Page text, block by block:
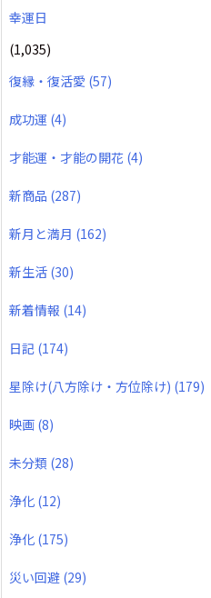
幸運日
(1,035)
復縁・復活愛 (57)
成功運 (4)
才能運・才能の開花 (4)
新商品 (287)
新月と満月 (162)
新生活 (30)
新着情報 (14)
日記 (174)
星除け(八方除け・方位除け) (179)
映画 (8)
未分類 (28)
浄化 (12)
浄化 (175)
災い回避 (29)